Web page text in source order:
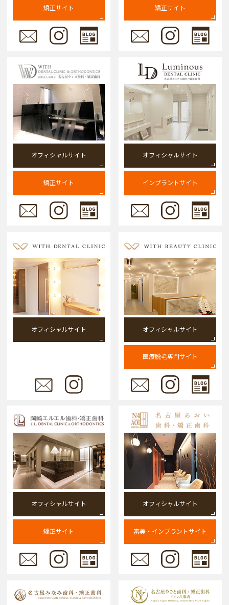
矯正サイト 矯正サイト
オフィシャルサイト
矯正サイト
オフィシャルサイト
インプラントサイト
オフィシャルサイト オフィシャルサイト
医療脱毛専門サイト
オフィシャルサイト
矯正サイト
オフィシャルサイト
審美・インプラントサイト